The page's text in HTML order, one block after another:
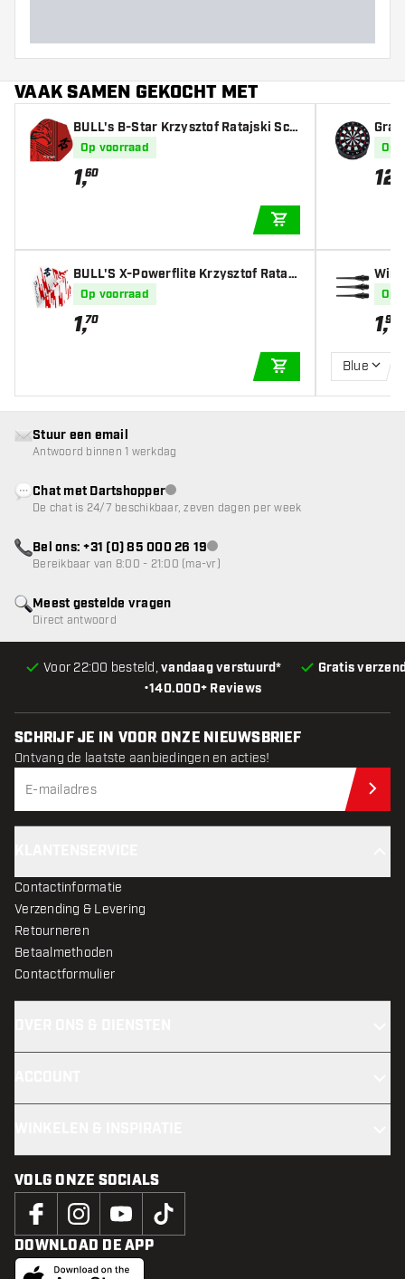
VAAK SAMEN GEKOCHT MET
BULL's B-Star Krzysztof Ratajski Sco
remaster - Dart Flights
Op voorraad
1,60
BULL'S X-Powerflite Krzysztof Ratajs
ki NO6 - Dart Flights
Op voorraad
1,70
IN WINKELWAGEN
Op
Op
1,95
Blue
•140.000+ Reviews
Voor 22:00 besteld,vandaag verstuurd* Gratis
Meest gestelde vragen
Direct antwoord
Stuur een email
Antwoord binnen 1 werkdag
Chat met Dartshopperklantenservice niet beschikbaar
De chat is 24/7 beschikbaar, zeven dagen per week
Bel ons: +31 (0) 85 000 26 19klantenservice niet beschikbaar
Bereikbaar van 8:00 - 21:00 (ma-vr)
SCHRIJF JE IN VOOR ONZE NIEUWSBRIEF
Ontvang de laatste aanbiedingen en acties!
Contactinformatie
Verzending & Levering
Retourneren
Betaalmethoden
Contactformulier
VOLG ONZE SOCIALS
DOWNLOAD DE APP